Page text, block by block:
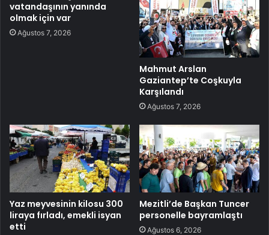
vatandaşının yanında
olmak için var
Ağustos 7, 2026
Mahmut Arslan
Gaziantep’te Coşkuyla
Karşılandı
Ağustos 7, 2026
Yaz meyvesinin kilosu 300
liraya fırladı, emekli isyan
etti
Mezitli’de Başkan Tuncer
personelle bayramlaştı
Ağustos 6, 2026